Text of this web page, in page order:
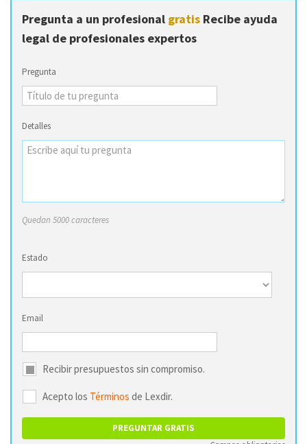
Pregunta a un profesional gratis Recibe ayuda
legal de profesionales expertos
Pregunta
Detalles
Quedan 5000 caracteres
Estado
Email
Recibir presupuestos sin compromiso.
Acepto los Términos de Lexdir.